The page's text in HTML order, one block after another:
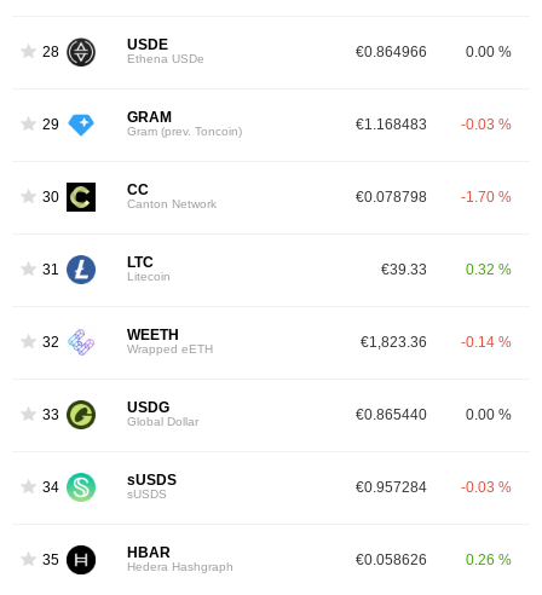
28 USDE
Ethena USDe €0.864966 0.00 %
29 GRAM
Gram (prev. Toncoin) €1.168483 -0.03 %
30 CC
Canton Network €0.078798 -1.70 %
31 LTC
Litecoin €39.33 0.32 %
32 WEETH
Wrapped eETH €1,823.36 -0.14 %
33 USDG
Global Dollar €0.865440 0.00 %
34 sUSDS
sUSDS €0.957284 -0.03 %
35 HBAR
Hedera Hashgraph €0.058626 0.26 %